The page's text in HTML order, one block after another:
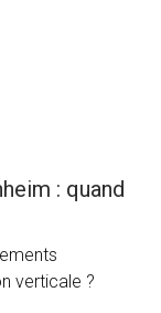
: quand
verticale ?